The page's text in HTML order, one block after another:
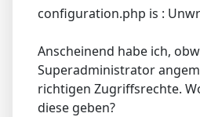
configuration.php is :
Anscheinend habe ich,
Superadministrator
richtigen Zugriffsrechte.
diese geben?